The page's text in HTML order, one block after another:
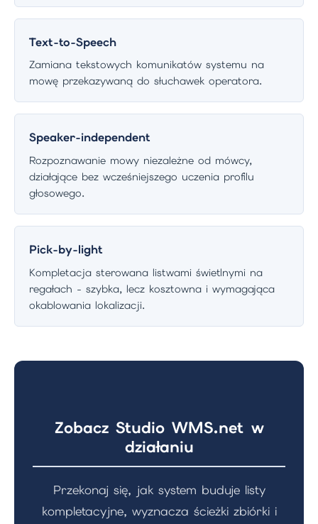
Text-to-Speech
Zamiana tekstowych komunikatów systemu na
mowę przekazywaną do słuchawek operatora.
Speaker-independent
Rozpoznawanie mowy niezależne od mówcy,
działające bez wcześniejszego uczenia profilu
głosowego.
Pick-by-light
Kompletacja sterowana listwami świetlnymi na
regałach - szybka, lecz kosztowna i wymagająca
okablowania lokalizacji.
Zobacz Studio WMS.net w
działaniu
Przekonaj się, jak system buduje listy
kompletacyjne, wyznacza ścieżki zbiórki i